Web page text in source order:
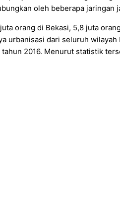
oleh beberapa jaringan
orang di Bekasi, 5,8 juta
urbanisasi dari seluruh
2016. Menurut statistik